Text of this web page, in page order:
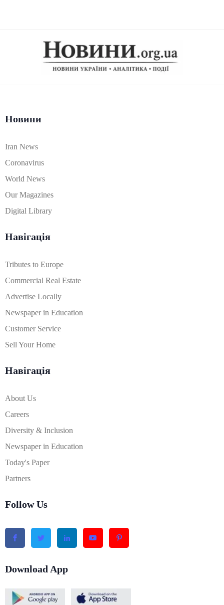
Новини
Iran News
Coronavirus
World News
Our Magazines
Digital Library
Навігація
Tributes to Europe
Commercial Real Estate
Advertise Locally
Newspaper in Education
Customer Service
Sell Your Home
Навігація
About Us
Careers
Diversity & Inclusion
Newspaper in Education
Today's Paper
Partners
Follow Us
Download App